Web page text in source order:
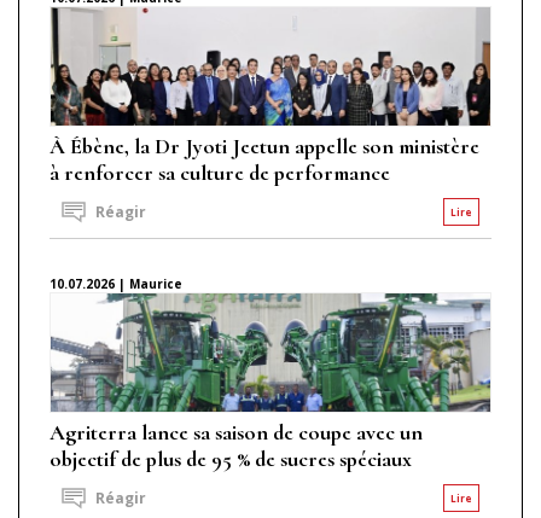
À Ébène, la Dr Jyoti Jeetun appelle son ministère
à renforcer sa culture de performance
Lire
Réagir
10.07.2026 | Maurice
Agriterra lance sa saison de coupe avec un
objectif de plus de 95 % de sucres spéciaux
Lire
Réagir